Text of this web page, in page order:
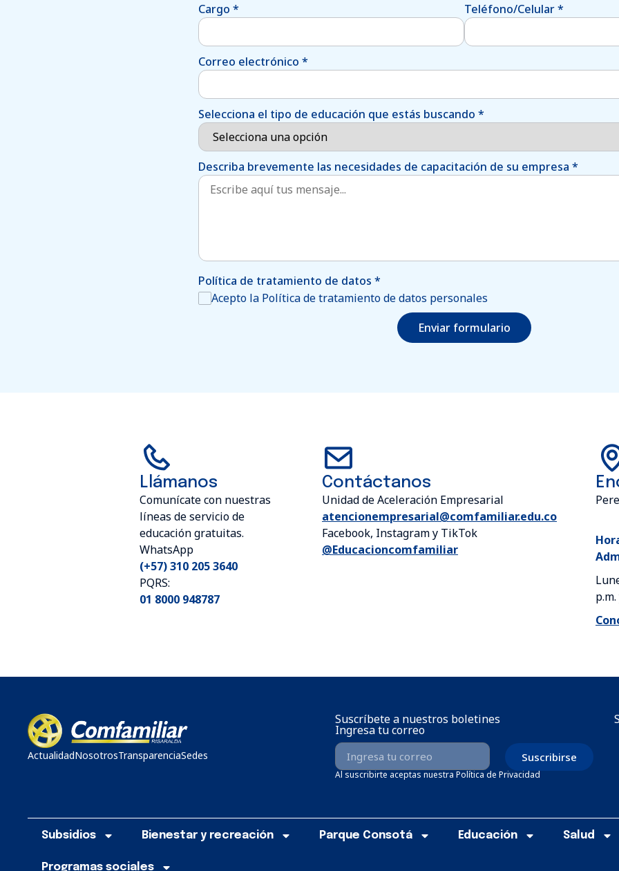
Cargo * Teléfono/Celular*
Correo electrónico *
Selecciona el tipo de educación que estás buscando *
Describa brevemente las necesidades de capacitación de su empresa *
Política de tratamiento de datos *
Acepto la Política de tratamiento de datos personales
Enviar formulario
Llámanos
Comunícate con nuestras
líneas de servicio de
educación gratuitas.
WhatsApp
(+57) 310 205 3640
PQRS:
01 8000 948787
Contáctanos
Unidad de Aceleración Empresarial
atencionempresarial@comfamiliar.edu.co
Facebook, Instagram y TikTok
@Educacioncomfamiliar
ActualidadNosotrosTransparenciaSedes
Suscríbete a nuestros boletines
Ingresa tu correo
Suscribirse
Al suscribirte aceptas nuestra Política de Privacidad
Subsidios Bienestar y recreación Parque Consotá Educación Salud
Programas sociales